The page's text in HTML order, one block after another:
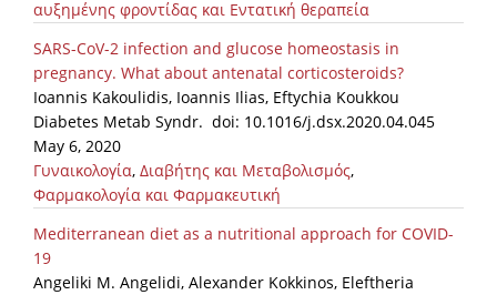
News & Information
News
Events
Press Centre
"Innovation, Research & Technology" magazine
Contact
αυξημένης φροντίδας και Εντατική θεραπεία
SARS-CoV-2 infection and glucose homeostasis in
pregnancy. What about antenatal corticosteroids?
Ioannis Kakoulidis, Ioannis Ilias, Eftychia Koukkou
Diabetes Metab Syndr. doi: 10.1016/j.dsx.2020.04.045
May 6, 2020
Γυναικολογία, Διαβήτης και Μεταβολισμός,
Φαρμακολογία και Φαρμακευτική
Mediterranean diet as a nutritional approach for COVID-
19
Angeliki M. Angelidi, Alexander Kokkinos, Eleftheria